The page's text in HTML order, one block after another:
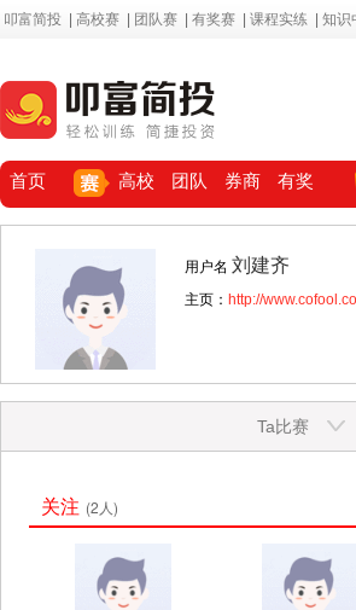
叩富简投 高校赛 团队赛 有奖赛 课程实练 知识
首页 高校 团队 券商 有奖
用户名 刘建齐
主页： http://
Ta比赛
关注 (2人)